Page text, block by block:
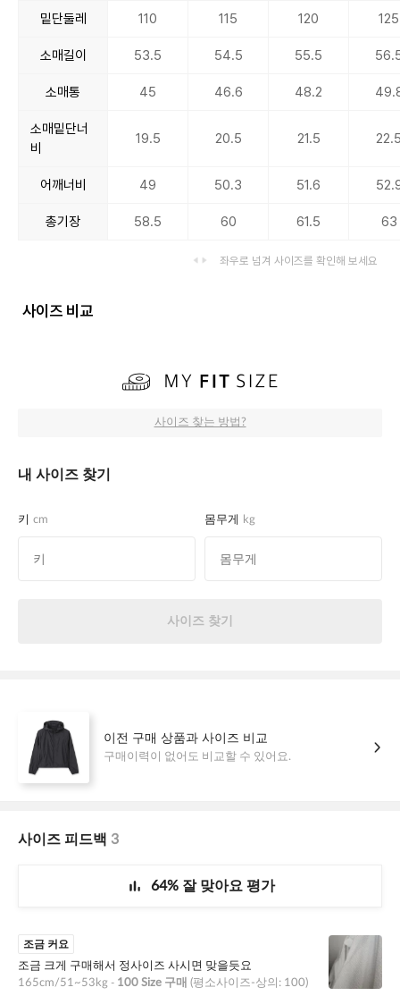
밑단둘레 110 115 120 125
소매길이 53.5 54.5 55.5
소매통 45 46.6 48.2
소매밑단너
비
19.5 20.5 21.5
어깨너비 49 50.3 51.6
총기장 58.5 60 61.5 63
좌우로 넘겨 사이즈를 확인해 보세요
사이즈 비교